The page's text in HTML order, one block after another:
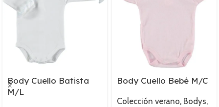
Body Cuello Batista
M/L
Body Cuello Bebé M/C
Colección verano, Bodys,